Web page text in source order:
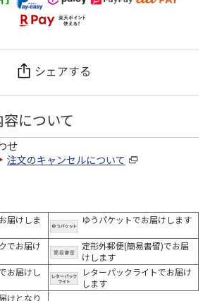
シェアする
について
せ
注文のキャンセルについて
届けしま
ゆうパケットでお届けします
でお届け
定形外郵便(簡易書留)でお届
けします
お届けし
レターパックライトでお届け
します
けとなり